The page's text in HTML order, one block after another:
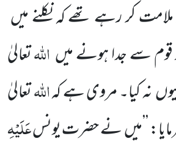
کر رہے تھے کہ نکلنے میں
قوم سے جدا ہونے میں اللہتعالیٰ
نہ کیا۔ مروی ہے کہاللہتعالیٰ
’’میںنے حضرت یونسعَلَیْہِ